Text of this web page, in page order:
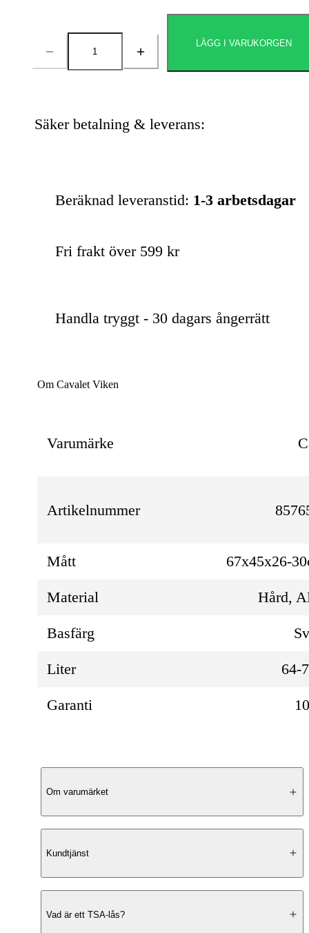
Antal
LÄGG I VARUKORGEN
Säker betalning & leverans:
Beräknad leveranstid: 1-3 arbetsdagar
Fri frakt över 599 kr
Handla tryggt - 30 dagars ångerrätt
Om Cavalet Viken
Varumärke
Artikelnummer
Mått 67x45x26-
Material Hård,
Basfärg
Liter 64-
Garanti
Produktbeskrivning
Klassisk Design
kombinerar en
Om varumärket
Kundtjänst
Vad är ett TSA-lås?